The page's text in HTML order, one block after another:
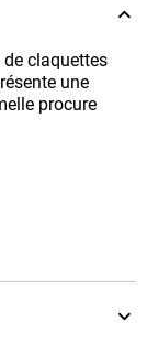
claquettes
une
procure